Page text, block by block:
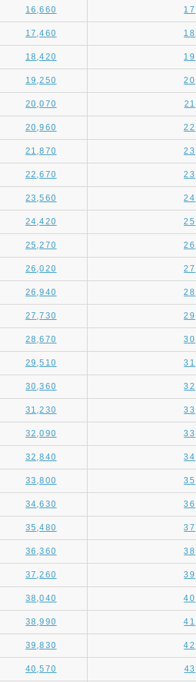
16,660
17,460
18,420
19,250
20,070
20,960
21,870
22,670
23,560
24,420
25,270
26,020
26,940
27,730
28,670
29,510
30,360
31,230
32,090
32,840
33,800
34,630
35,480
36,360
37,260
38,040
38,990
39,830
40,570